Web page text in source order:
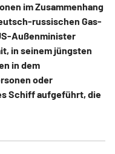
im Zusammenhang
russischen Gas-
Außenminister
in seinem jüngsten
in dem
oder
Schiff aufgeführt, die